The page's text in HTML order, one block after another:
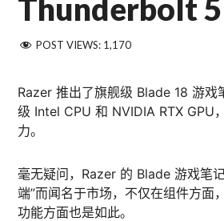
Thunderbolt 5
POST VIEWS: 1,170
Razer 推出了旗舰级 Blade 18 游戏
级 Intel CPU 和 NVIDIA RTX GPU
力。
毫无疑问，Razer 的 Blade 游戏笔
端”而闻名于市场，不仅在组件方面
功能方面也是如此。